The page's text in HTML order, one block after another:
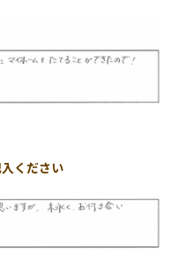
ください